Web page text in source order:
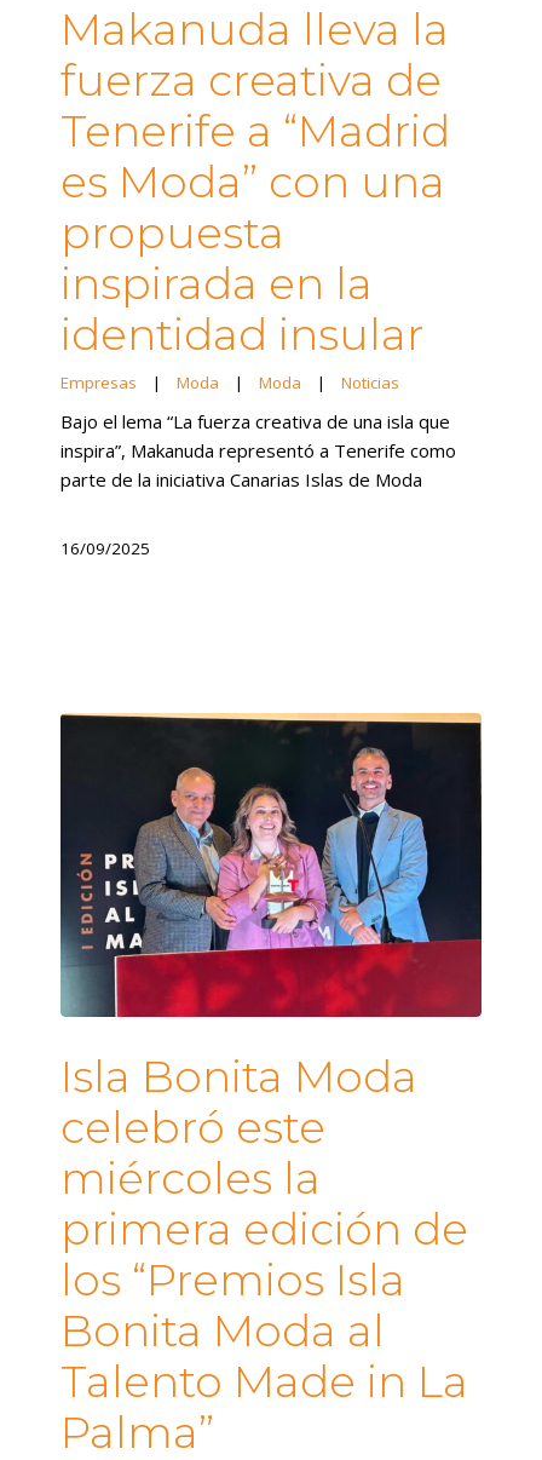
Makanuda lleva la
fuerza creativa de
Tenerife a “Madrid
es Moda” con una
propuesta
inspirada en la
identidad insular
Empresas | Moda | Moda | Noticias
Bajo el lema “La fuerza creativa de una isla que
inspira”, Makanuda representó a Tenerife como
parte de la iniciativa Canarias Islas de Moda
16/09/2025
Isla Bonita Moda
celebró este
miércoles la
primera edición de
los “Premios Isla
Bonita Moda al
Talento Made in La
Palma”